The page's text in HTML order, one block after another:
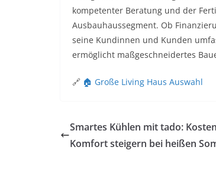
kompetenter Beratung und der
Ausbauhaussegment. Ob
seine Kundinnen und Kunden
ermöglicht maßgeschneidertes
🔗 🏠 Große Living Haus Auswahl
Smartes Kühlen mit tado:
Komfort steigern bei heißen